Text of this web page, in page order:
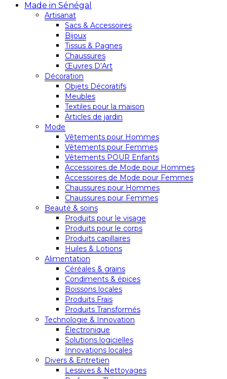
Made in Sénégal
Artisanat
Sacs & Accessoires
Bijoux
Tissus & Pagnes
Chaussures
Œuvres D’Art
Décoration
Objets Décoratifs
Meubles
Textiles pour la maison
Articles de jardin
Mode
Vêtements pour Hommes
Vêtements pour Femmes
Vêtements POUR Enfants
Accessoires de Mode pour Hommes
Accessoires de Mode pour Femmes
Chaussures pour Hommes
Chaussures pour Femmes
Beauté & soins
Produits pour le visage
Produits pour le corps
Produits capillaires
Huiles & Lotions
Alimentation
Céréales & grains
Condiments & épices
Boissons locales
Produits Frais
Produits Transformés
Technologie & Innovation
Électronique
Solutions logicielles
Innovations locales
Divers & Entretien
Lessives & Nettoyages